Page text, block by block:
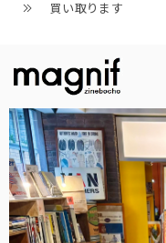
買い取ります